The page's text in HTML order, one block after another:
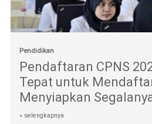
Pendidikan
Pendaftaran CPNS
Tepat untuk
Menyiapkan
» selengkapnya